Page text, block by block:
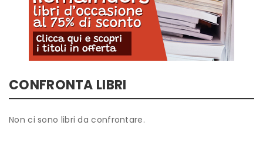
CONFRONTA LIBRI
Non ci sono libri da confrontare.